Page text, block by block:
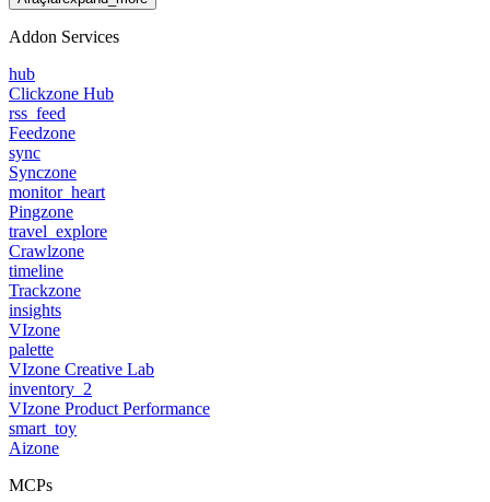
Addon Services
hub
Clickzone Hub
rss_feed
Feedzone
sync
Synczone
monitor_heart
Pingzone
travel_explore
Crawlzone
timeline
Trackzone
insights
VIzone
palette
VIzone Creative Lab
inventory_2
VIzone Product Performance
smart_toy
Aizone
MCPs